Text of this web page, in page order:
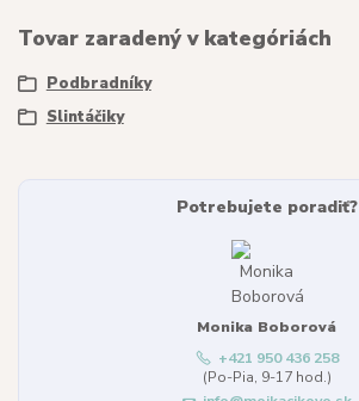
Tovar zaradený v kategóriách
Podbradníky
Slintáčiky
Potrebujete poradiť?
Monika Boborová
+421 950 436 258
(Po-Pia, 9-17 hod.)